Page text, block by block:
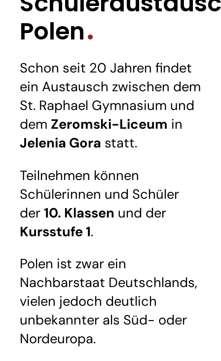
Polen
Schon seit 20 Jahren findet
ein Austausch zwischen dem
St. Raphael Gymnasium und
dem Zeromski-Liceum in
Jelenia Gora statt.
Teilnehmen können
Schülerinnen und Schüler
der 10. Klassen und der
Kursstufe 1.
Polen ist zwar ein
Nachbarstaat Deutschlands,
vielen jedoch deutlich
unbekannter als Süd- oder
Nordeuropa.